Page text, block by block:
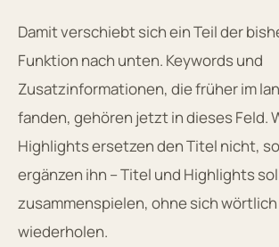
Damit verschiebt sich ein Teil der
Funktion nach unten. Keywords und
Zusatzinformationen, die früher im
fanden, gehören jetzt in dieses Feld.
Highlights ersetzen den Titel nicht,
ergänzen ihn – Titel und Highlights
zusammenspielen, ohne sich wörtlich
wiederholen.